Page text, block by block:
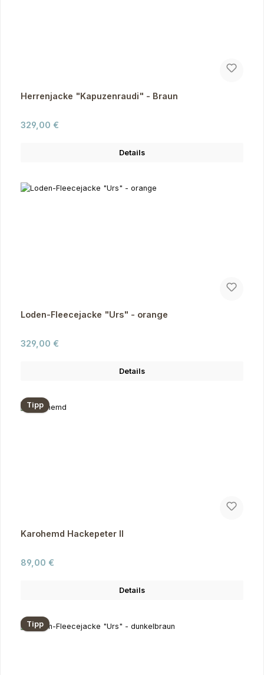
Herrenjacke "Kapuzenraudi" - Braun
Regulärer Preis:
329,00 €
Details
Loden-Fleecejacke "Urs" - orange
Regulärer Preis:
329,00 €
Details
Tipp
Karohemd Hackepeter II
Regulärer Preis:
89,00 €
Details
Tipp